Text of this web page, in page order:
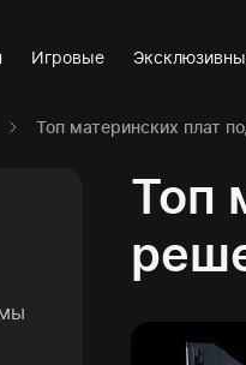
Игровые
Топ материнских плат
Топ